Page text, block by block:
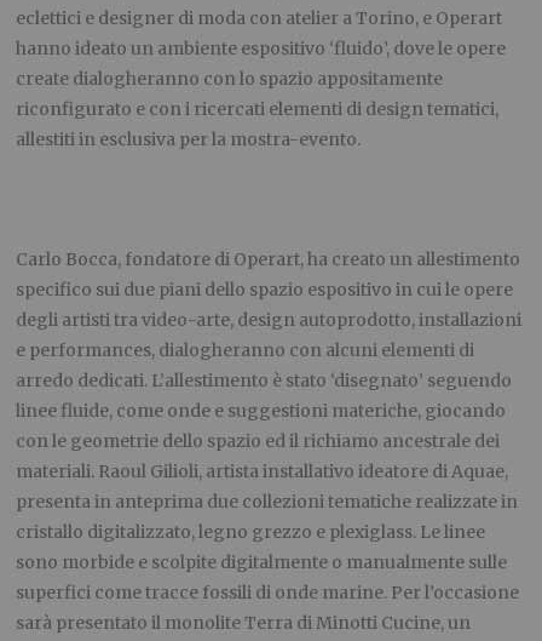
eclettici e designer di moda con atelier a Torino, e Operart
hanno ideato un ambiente espositivo ‘fluido’, dove le opere
create dialogheranno con lo spazio appositamente
riconfigurato e con i ricercati elementi di design tematici,
allestiti in esclusiva per la mostra-evento.
Carlo Bocca, fondatore di Operart, ha creato un allestimento
specifico sui due piani dello spazio espositivo in cui le opere
degli artisti tra video-arte, design autoprodotto, installazioni
e performances, dialogheranno con alcuni elementi di
arredo dedicati. L’allestimento è stato ‘disegnato’ seguendo
linee fluide, come onde e suggestioni materiche, giocando
con le geometrie dello spazio ed il richiamo ancestrale dei
materiali. Raoul Gilioli, artista installativo ideatore di Aquae,
presenta in anteprima due collezioni tematiche realizzate in
cristallo digitalizzato, legno grezzo e plexiglass. Le linee
sono morbide e scolpite digitalmente o manualmente sulle
superfici come tracce fossili di onde marine. Per l’occasione
sarà presentato il monolite Terra di Minotti Cucine, un